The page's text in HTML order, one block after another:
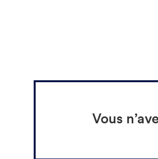
Vous